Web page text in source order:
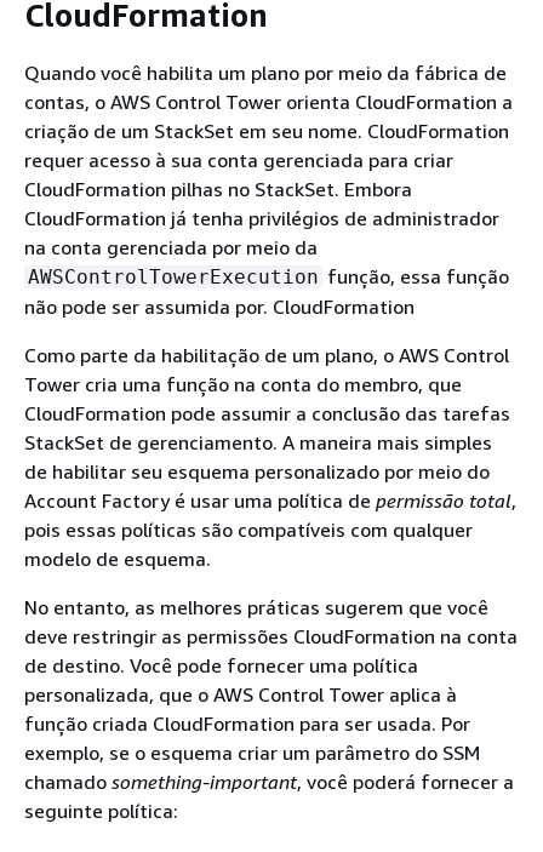
CloudFormation
Quando você habilita um plano por meio da fábrica de
contas, o AWS Control Tower orienta CloudFormation a
criação de um StackSet em seu nome. CloudFormation
requer acesso à sua conta gerenciada para criar
CloudFormation pilhas no StackSet. Embora
CloudFormation já tenha privilégios de administrador
na conta gerenciada por meio da
AWSControlTowerExecution função, essa função
não pode ser assumida por. CloudFormation
Como parte da habilitação de um plano, o AWS Control
Tower cria uma função na conta do membro, que
CloudFormation pode assumir a conclusão das tarefas
StackSet de gerenciamento. A maneira mais simples
de habilitar seu esquema personalizado por meio do
Account Factory é usar uma política de permissão total,
pois essas políticas são compatíveis com qualquer
modelo de esquema.
No entanto, as melhores práticas sugerem que você
deve restringir as permissões CloudFormation na conta
de destino. Você pode fornecer uma política
personalizada, que o AWS Control Tower aplica à
função criada CloudFormation para ser usada. Por
exemplo, se o esquema criar um parâmetro do SSM
chamado something-important, você poderá fornecer a
seguinte política: